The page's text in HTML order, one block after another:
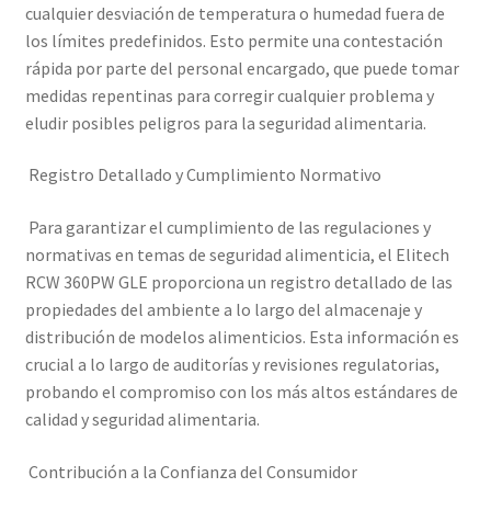
cualquier desviación de temperatura o humedad fuera de
los límites predefinidos. Esto permite una contestación
rápida por parte del personal encargado, que puede tomar
medidas repentinas para corregir cualquier problema y
eludir posibles peligros para la seguridad alimentaria.
Registro Detallado y Cumplimiento Normativo
Para garantizar el cumplimiento de las regulaciones y
normativas en temas de seguridad alimenticia, el Elitech
RCW 360PW GLE proporciona un registro detallado de las
propiedades del ambiente a lo largo del almacenaje y
distribución de modelos alimenticios. Esta información es
crucial a lo largo de auditorías y revisiones regulatorias,
probando el compromiso con los más altos estándares de
calidad y seguridad alimentaria.
Contribución a la Confianza del Consumidor